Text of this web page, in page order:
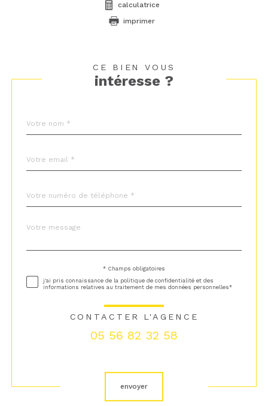
calculatrice
imprimer
CE BIEN VOUS
intéresse ?
*
*
*
Fieldset
Message
*
* Champs obligatoires
j'ai pris connaissance de la politique de confidentialité et des
informations relatives au traitement de mes données personnelles*
CONTACTER L'AGENCE
05 56 82 32 58
envoyer